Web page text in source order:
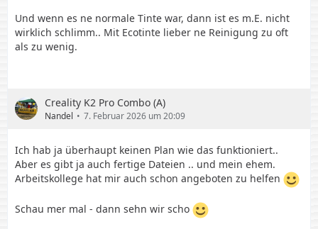
Und wenn es ne normale Tinte war, dann ist es m.E. nicht
wirklich schlimm.. Mit Ecotinte lieber ne Reinigung zu oft
als zu wenig.
Creality K2 Pro Combo (A)
Nandel 7. Februar 2026 um 20:09
Ich hab ja überhaupt keinen Plan wie das funktioniert..
Aber es gibt ja auch fertige Dateien .. und mein ehem.
Arbeitskollege hat mir auch schon angeboten zu helfen
Schau mer mal - dann sehn wir scho